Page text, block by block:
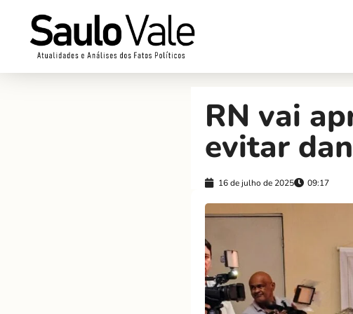
RN vai
evitar
16 de julho de 2025 09:17